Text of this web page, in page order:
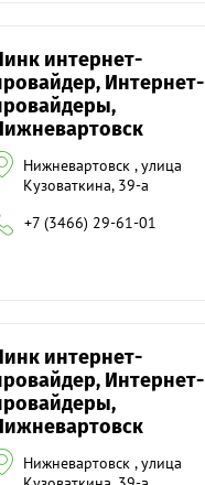
интернет-
Интернет-
Нижневартовск , улица
Кузоваткина, 39-а
+7 (3466) 29-61-01
интернет-
Интернет-
Нижневартовск , улица